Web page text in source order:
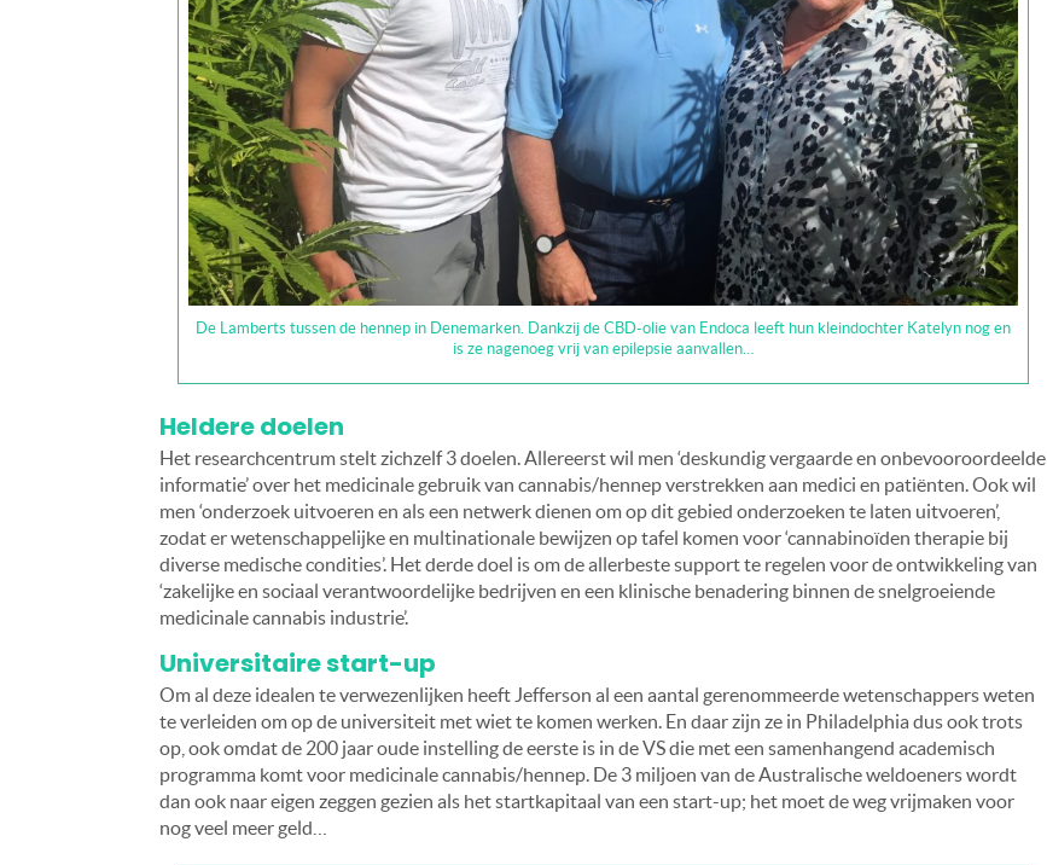
De Lamberts tussen de hennep in Denemarken. Dankzij de CBD-olie van Endoca leeft hun kleindochter Katelyn nog en
is ze nagenoeg vrij van epilepsie aanvallen…
Heldere doelen
Het researchcentrum stelt zichzelf 3 doelen. Allereerst wil men ‘deskundig vergaarde en onbevooroordeelde
informatie’ over het medicinale gebruik van cannabis/hennep verstrekken aan medici en patiënten. Ook wil
men ‘onderzoek uitvoeren en als een netwerk dienen om op dit gebied onderzoeken te laten uitvoeren’,
zodat er wetenschappelijke en multinationale bewijzen op tafel komen voor ‘cannabinoïden therapie bij
diverse medische condities’. Het derde doel is om de allerbeste support te regelen voor de ontwikkeling van
‘zakelijke en sociaal verantwoordelijke bedrijven en een klinische benadering binnen de snelgroeiende
medicinale cannabis industrie’.
Universitaire start-up
Om al deze idealen te verwezenlijken heeft Jefferson al een aantal gerenommeerde wetenschappers weten
te verleiden om op de universiteit met wiet te komen werken. En daar zijn ze in Philadelphia dus ook trots
op, ook omdat de 200 jaar oude instelling de eerste is in de VS die met een samenhangend academisch
programma komt voor medicinale cannabis/hennep. De 3 miljoen van de Australische weldoeners wordt
dan ook naar eigen zeggen gezien als het startkapitaal van een start-up; het moet de weg vrijmaken voor
nog veel meer geld…